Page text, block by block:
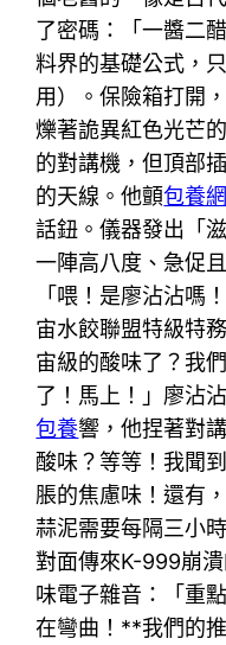
了密碼：「一醬二
料界的基礎公式，
用）。保險箱打開
爍著詭異紅色光芒
的對講機，但頂部
的天線。他顫包養
話鈕。儀器發出「
一陣高八度、急促
「喂！是廖沾沾嗎
宙水餃聯盟特級特
宙級的酸味了？我
了！馬上！」廖沾
包養響，他捏著對
酸味？等等！我聞
脹的焦慮味！還有
蒜泥需要每隔三小
對面傳來K-999崩
味電子雜音：「重
在彎曲！**我們的